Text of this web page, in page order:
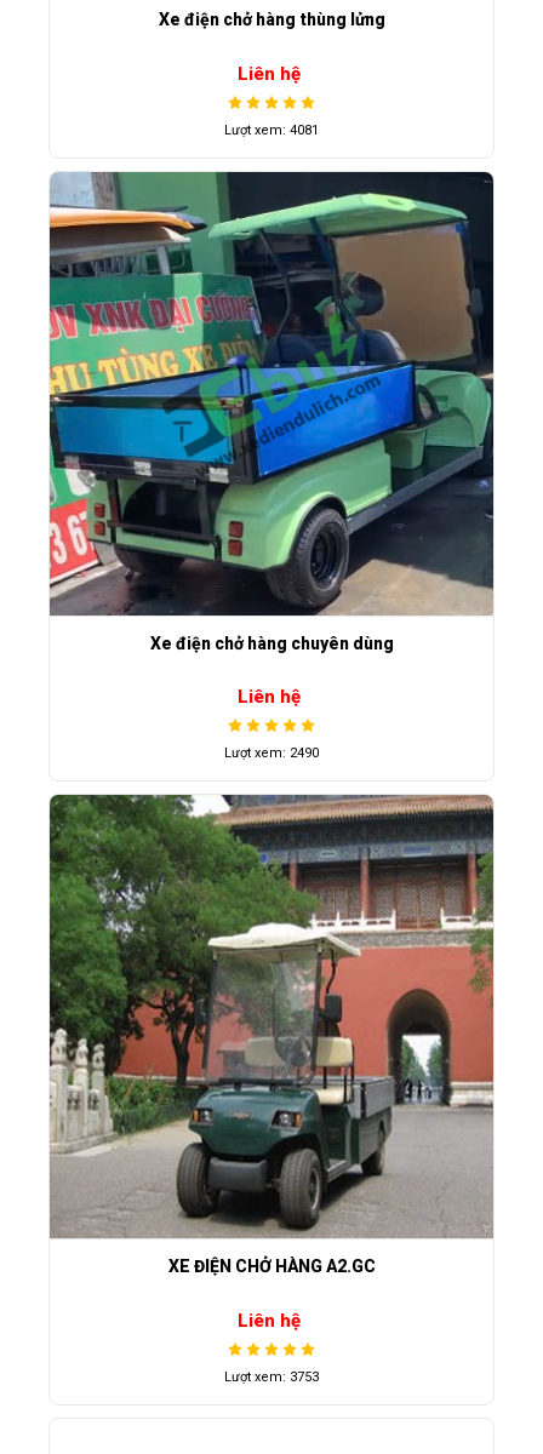
Xe điện chở hàng thùng lửng
Liên hệ
Lượt xem: 4081
Xe điện chở hàng chuyên dùng
Liên hệ
Lượt xem: 2490
XE ĐIỆN CHỞ HÀNG A2.GC
Liên hệ
Lượt xem: 3753